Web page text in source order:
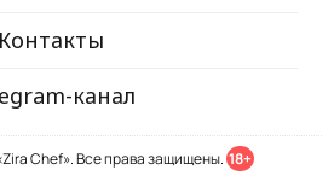
Контакты
канал
Chef». Все права защищены. 18+